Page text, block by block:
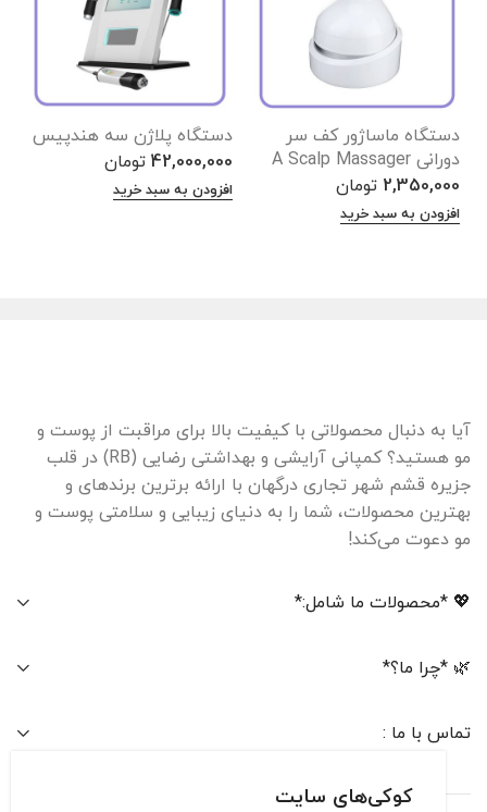
دستگاه ماساژور کف سر
دورانی A Scalp Massager
2,350,000 تومان
افزودن به سبد خرید
دستگاه پلاژن سه هندپیس
42,000,000 تومان
افزودن به سبد خرید
آیا به دنبال محصولاتی با کیفیت بالا برای مراقبت از پوست و
مو هستید؟ کمپانی آرایشی و بهداشتی رضایی (RB) در قلب
جزیره قشم شهر تجاری درگهان با ارائه برترین برندهای و
بهترین محصولات، شما را به دنیای زیبایی و سلامتی پوست و
مو دعوت می‌کند!
💖 *محصولات ما شامل:*
🌿 *چرا ما؟*
تماس با ما :
کوکی‌های سایت